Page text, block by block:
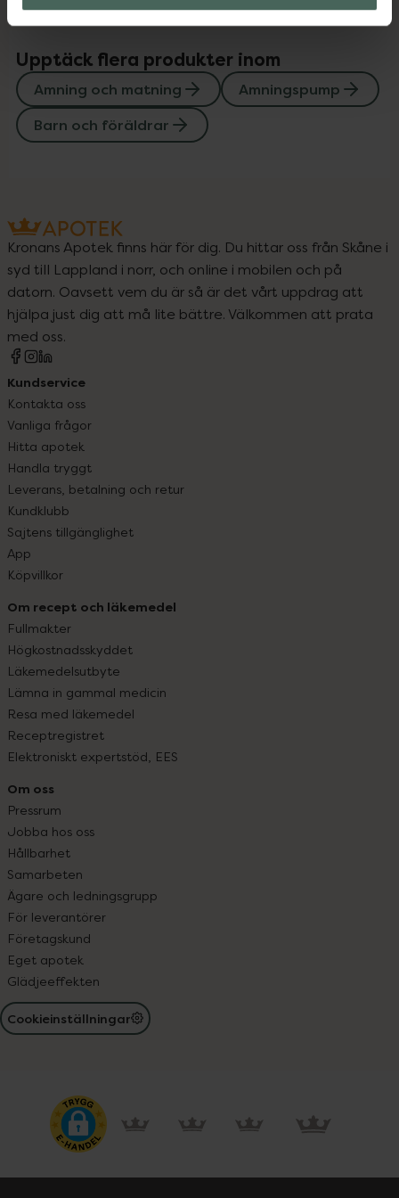
Upptäck flera produkter inom
Amning och matning
Amningspump
Barn och föräldrar
Kronans Apotek finns här för dig. Du hittar oss från Skåne i
syd till Lappland i norr, och online i mobilen och på
datorn. Oavsett vem du är så är det vårt uppdrag att
hjälpa just dig att må lite bättre. Välkommen att prata
med oss.
Kundservice
Kontakta oss
Vanliga frågor
Hitta apotek
Handla tryggt
Leverans, betalning och retur
Kundklubb
Sajtens tillgänglighet
App
Köpvillkor
Om recept och läkemedel
Fullmakter
Högkostnadsskyddet
Läkemedelsutbyte
Lämna in gammal medicin
Resa med läkemedel
Receptregistret
Elektroniskt expertstöd, EES
Om oss
Pressrum
Jobba hos oss
Hållbarhet
Samarbeten
Ägare och ledningsgrupp
För leverantörer
Företagskund
Eget apotek
Glädjeeffekten
Cookieinställningar